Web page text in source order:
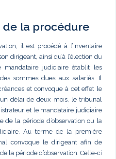
la procédure
il est procédé à l’inventaire
dirigeant, ainsi qu’à l’élection du
mandataire judiciaire établit les
sommes dues aux salariés. Il
et convoque à cet effet le
délai de deux mois, le tribunal
et le mandataire judiciaire
de la période d’observation ou la
Au terme de la première
convoque le dirigeant afin de
la période d’observation. Celle-ci